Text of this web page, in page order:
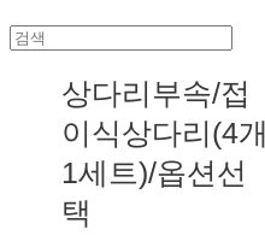
상다리부속/접
이식상다리(4개
1세트)/옵션선
택